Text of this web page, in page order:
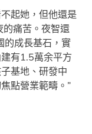
起她，但他還是
的痛苦。夜智還
的成長基石，實
有1.5萬余平方
基地、研發中
點營業範疇。”